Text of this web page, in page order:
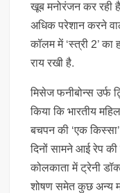
खूब मनोरंजन कर रही
अधिक परेशान करने
कॉलम में ‘स्त्री 2’
राय रखी है.
मिसेज फनीबोन्स उर्फ
किया कि भारतीय
बचपन की ‘एक
दिनों सामने आई रेप
कोलकाता में ट्रेनी
शोषण समेत कुछ अन्य